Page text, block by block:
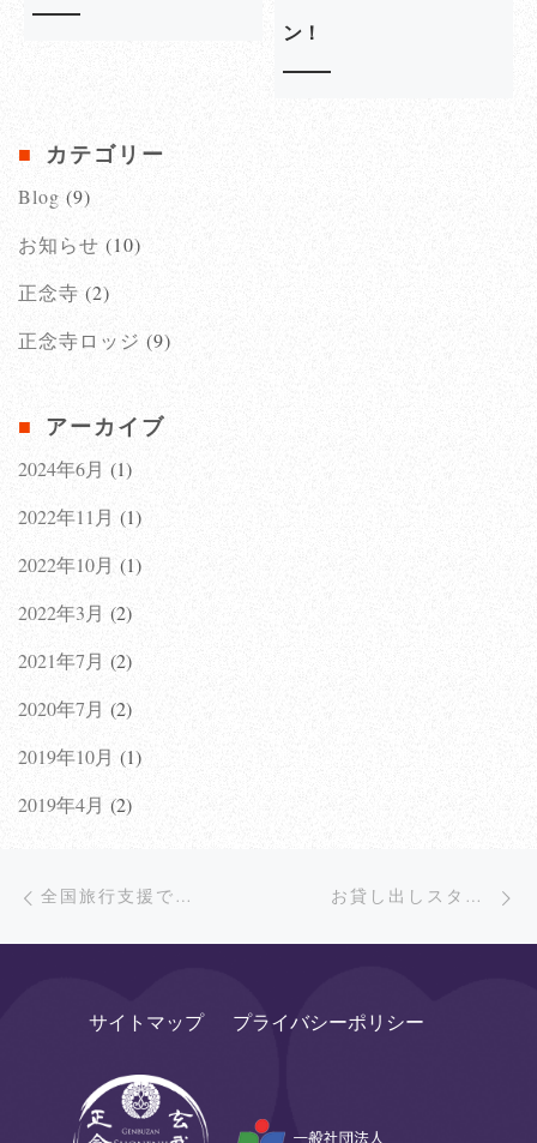
ン！
カテゴリー
Blog (9)
お知らせ (10)
正念寺 (2)
正念寺ロッジ (9)
アーカイブ
2024年6月 (1)
2022年11月 (1)
2022年10月 (1)
2022年3月 (2)
2021年7月 (2)
2020年7月 (2)
2019年10月 (1)
2019年4月 (2)
Post navigation
全国旅行支援でお得に宿泊 BACK TO POST LISTお貸し出しスタイル・ご宿泊料金変更のお知らせ
サイトマップ プライバシーポリシー